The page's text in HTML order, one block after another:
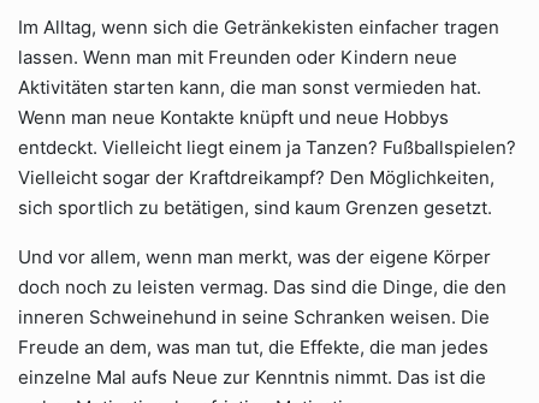
Im Alltag, wenn sich die Getränkekisten einfacher tragen
lassen. Wenn man mit Freunden oder Kindern neue
Aktivitäten starten kann, die man sonst vermieden hat.
Wenn man neue Kontakte knüpft und neue Hobbys
entdeckt. Vielleicht liegt einem ja Tanzen? Fußballspielen?
Vielleicht sogar der Kraftdreikampf? Den Möglichkeiten,
sich sportlich zu betätigen, sind kaum Grenzen gesetzt.
Und vor allem, wenn man merkt, was der eigene Körper
doch noch zu leisten vermag. Das sind die Dinge, die den
inneren Schweinehund in seine Schranken weisen. Die
Freude an dem, was man tut, die Effekte, die man jedes
einzelne Mal aufs Neue zur Kenntnis nimmt. Das ist die